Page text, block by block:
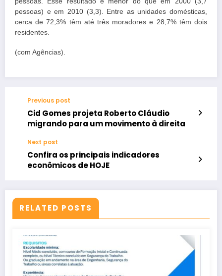
pessoas) e em 2010 (3,3). Entre as unidades domésticas,
cerca de 72,3% têm até três moradores e 28,7% têm dois
residentes.
(com Agências).
Previous post
Cid Gomes projeta Roberto Cláudio
migrando para um movimento à direita
Next post
Confira os principais indicadores
econômicos de HOJE
RELATED POSTS